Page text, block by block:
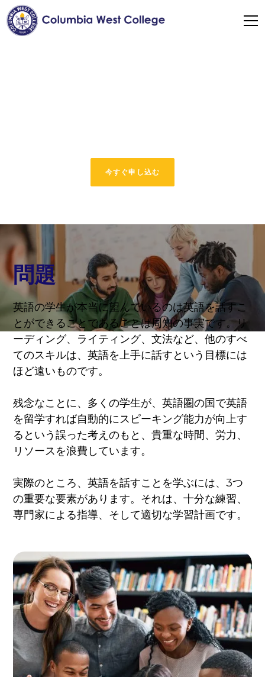
今すぐ申し込む
問題
英語の学生が本当に望んでいるのは英語を話すこ
とができることであることは周知の事実です。リ
ーディング、ライティング、文法など、他のすべ
てのスキルは、英語を上手に話すという目標には
ほど遠いものです。
残念なことに、多くの学生が、英語圏の国で英語
を留学すれば自動的にスピーキング能力が向上す
るという誤った考えのもと、貴重な時間、労力、
リソースを浪費しています。
実際のところ、英語を話すことを学ぶには、3つ
の重要な要素があります。それは、十分な練習、
専門家による指導、そして適切な学習計画です。